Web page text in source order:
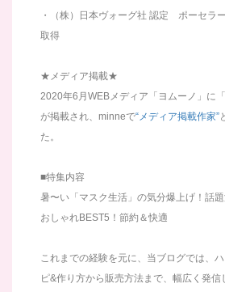
・（株）日本ヴォーグ社 認定 ポーセラ
取得
★メディア掲載★
2020年6月WEBメディア「ヨムーノ」に
が掲載され、minneで“メディア掲載作家”
た。
■特集内容
暑〜い「マスク生活」の気分爆上げ！話題
おしゃれBEST5！節約＆快適
これまでの経験を元に、当ブログでは、
ピ&作り方から販売方法まで、幅広く発信